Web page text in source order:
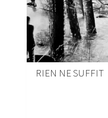
RIEN NE SUFFIT